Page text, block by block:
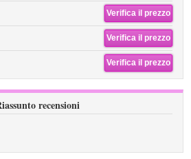
Verifica il prezzo
Verifica il prezzo
Verifica il prezzo
recensioni